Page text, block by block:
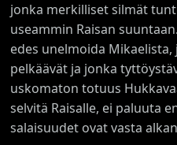
jonka merkilliset silmät
useammin Raisan
edes unelmoida
pelkäävät ja jonka
uskomaton totuus
selvitä Raisalle, ei paluuta
salaisuudet ovat vasta